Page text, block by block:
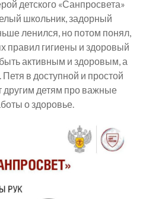
детского «Санпросвета»
школьник, задорный
ленился, но потом понял,
правил гигиены и здоровый
активным и здоровым, а
в доступной и простой
детям про важные
о здоровье.